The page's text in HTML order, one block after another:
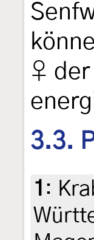
♀ der
3.3.
1 :